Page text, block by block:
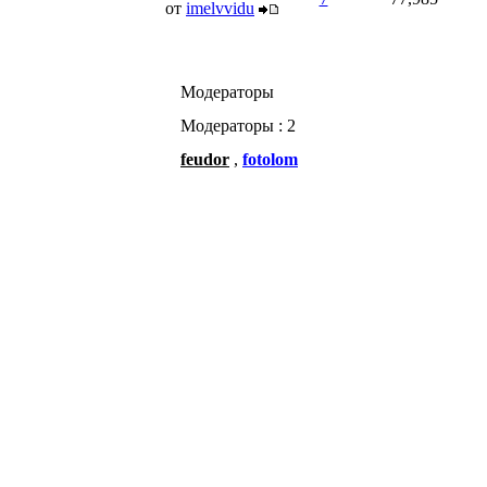
от imelvvidu
Модераторы
Модераторы : 2
feudor , fotolom